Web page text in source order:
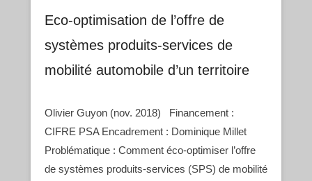
Eco-optimisation de l’offre de
systèmes produits-services de
mobilité automobile d’un territoire
Olivier Guyon (nov. 2018) Financement :
CIFRE PSA Encadrement : Dominique Millet
Problématique : Comment éco-optimiser l’offre
de systèmes produits-services (SPS) de mobilité